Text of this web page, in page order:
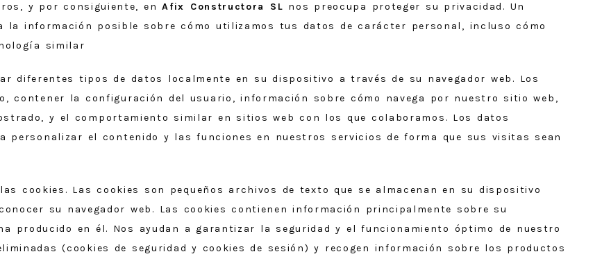
y por consiguiente, enAfix Constructora SL nos preocupa proteger su privacidad. Un
información posible sobre cómo utilizamos tus datos de carácter personal, incluso cómo
similar
diferentes tipos de datos localmente en su dispositivo a través de su navegador web. Los
contener la configuración del usuario, información sobre cómo navega por nuestro sitio web,
y el comportamiento similar en sitios web con los que colaboramos. Los datos
personalizar el contenido y las funciones en nuestros servicios de forma que sus visitas sean
cookies. Las cookies son pequeños archivos de texto que se almacenan en su dispositivo
su navegador web. Las cookies contienen información principalmente sobre su
producido en él. Nos ayudan a garantizar la seguridad y el funcionamiento óptimo de nuestro
(cookies de seguridad y cookies de sesión) y recogen información sobre los productos